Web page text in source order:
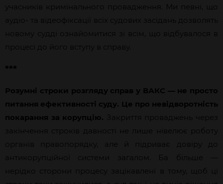
учасників кримінального провадження. Ми певні, що
аудіо- та відеофіксації всіх судових засідань дозволять
новому судді ознайомитися зі всім, що відбувалося в
процесі до його вступу в справу.
***
Розумні строки розгляду справ у ВАКС — не просто
питання ефективності суду. Це про невідворотність
покарання за корупцію. Закриття проваджень через
закінчення строків давності не лише нівелює роботу
органів правопорядку, але й підриває довіру до
антикорупційної системи загалом. Ба більше —
нерідко сторони процесу зацікавлені в тому, щоб ці